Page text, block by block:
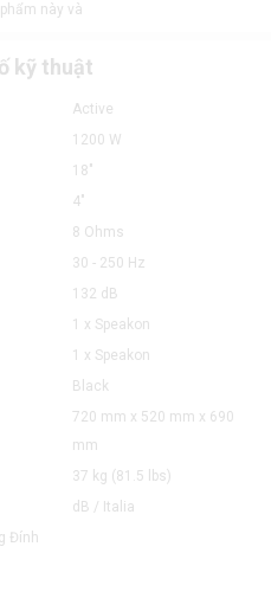
này và
kỹ thuật
Active
1200 W
18"
4"
8 Ohms
30 - 250 Hz
132 dB
1 x Speakon
1 x Speakon
Black
720 mm x 520 mm x 690
mm
37 kg (81.5 lbs)
dB / Italia
Đính